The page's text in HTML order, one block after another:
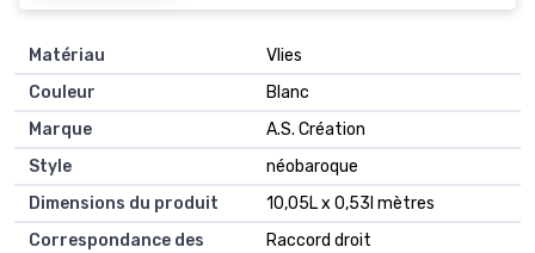
Matériau
Vlies
Couleur
Blanc
Marque
A.S. Création
Style
néobaroque
Dimensions du produit
10,05L x 0,53l mètres
Correspondance des
Raccord droit